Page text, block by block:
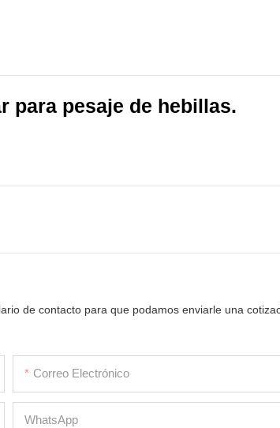
para pesaje de hebillas.
de contacto para que podamos enviarle una
Correo Electrónico
WhatsApp